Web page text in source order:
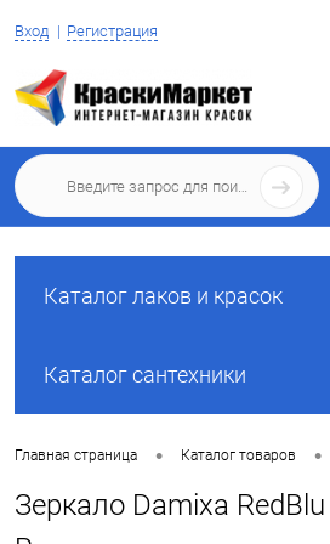
Вход Регистрация
Каталог лаков и красок
Каталог сантехники
Главная страница • Каталог товаров •
Зеркало Damixa